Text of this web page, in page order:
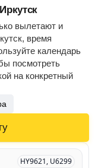
вылетают и
время
календарь
посмотреть
на конкретный
HY9621, U6299